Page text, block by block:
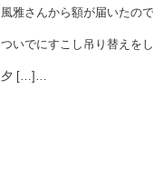
風雅さんから額が届いたの
ついでにすこし吊り替えを
夕 […]…